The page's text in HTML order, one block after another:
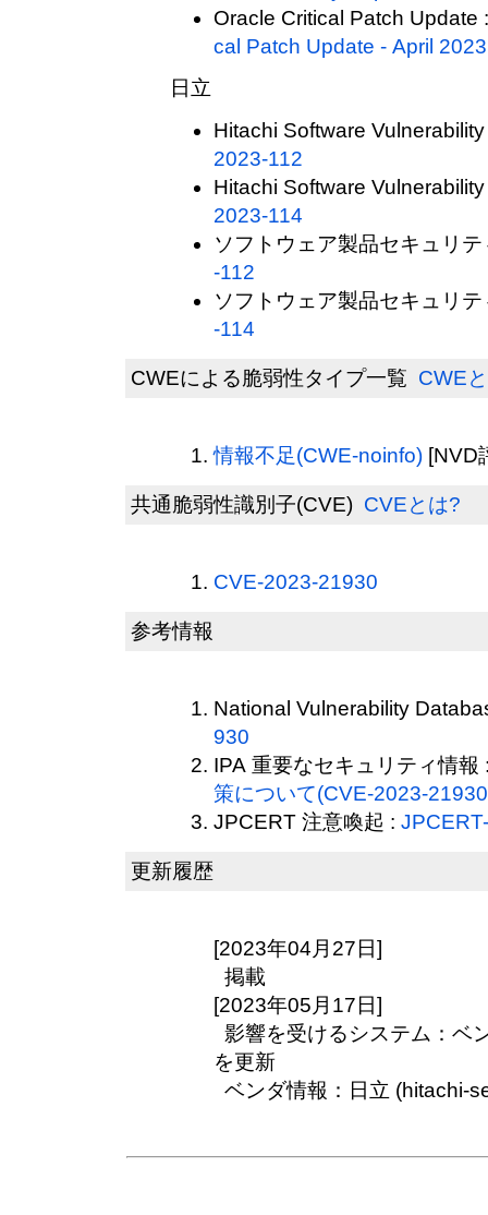
Oracle Critical Patch Update
cal Patch Update - April
日立
Hitachi Software
2023-112
Hitachi Software
2023-114
ソフトウェア製品セキュリ
-112
ソフトウェア製品セキュリ
-114
CWEによる脆弱性タイプ一覧 CWE
情報不足(CWE-noinfo) [NVD
共通脆弱性識別子(CVE) CVEとは?
CVE-2023-21930
参考情報
National Vulnerability
930
IPA 重要なセキュリティ情報
策について(CVE-2023-
JPCERT 注意喚起 :
更新履歴
[2023年04月27日]
掲載
[2023年05月17日]
影響を受けるシステム：ベ
を更新
ベンダ情報：日立 (hitachi-